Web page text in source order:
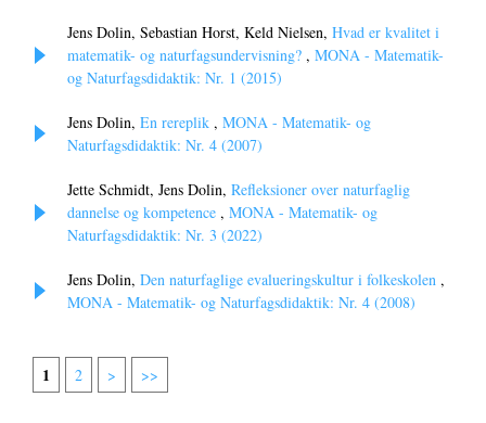
Jens Dolin, Sebastian Horst, Keld Nielsen, Hvad er kvalitet i
matematik- og naturfagsundervisning? , MONA - Matematik-
og Naturfagsdidaktik: Nr. 1 (2015)
Jens Dolin, En rereplik , MONA - Matematik- og
Naturfagsdidaktik: Nr. 4 (2007)
Jette Schmidt, Jens Dolin, Refleksioner over naturfaglig
dannelse og kompetence , MONA - Matematik- og
Naturfagsdidaktik: Nr. 3 (2022)
Jens Dolin, Den naturfaglige evalueringskultur i folkeskolen ,
MONA - Matematik- og Naturfagsdidaktik: Nr. 4 (2008)
1 2 > >>